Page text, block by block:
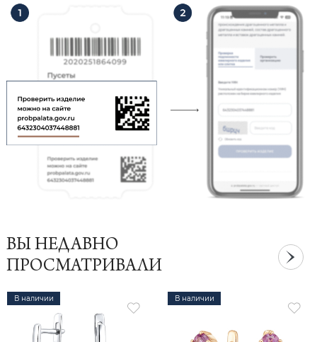
ВЫ НЕДАВНО
ПРОСМАТРИВАЛИ
В наличии В наличии